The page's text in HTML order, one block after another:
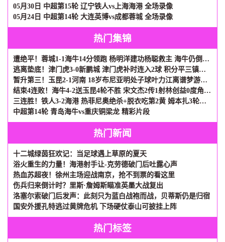
05月30日 中超第15轮 辽宁铁人vs上海海港 全场录像
05月24日 中超第14轮 大连英博vs成都蓉城 全场录像
热门集锦
遭绝平！蓉城1-1海牛14分领跑 杨明洋建功杨聪救主 海牛仍倒数第3
逃离垫底！津门虎3-0新鹏城 津门虎补时连入2球 积分平三镇升第15
暂升第三！玉昆2-1河南 18岁布尼亚明处子球叶力江离谱梦游送礼
结束4连败！海牛4-2送玉昆4轮不胜 宋文杰2传1射林创益0度角破门
三连胜！铁人3-2海港 热菲尼奥绝杀+脱衣吃第2黄 姆本扎3轮轰6球
中超第14轮 青岛海牛vs重庆铜梁龙 精彩片段
热门新闻
十二城绿茵狂欢记：当足球遇上草原的夏天
浴火重生的力量！海港射手让-克劳德破门后吐露心声
热血苏超夜！徐州主场迎战南京，抢不到票的看这里
伤兵归来倒计时？里斯·詹姆斯瞄准英墨大战复出
洛塞尔索破门后发声：此刻只为蓝白战袍而战，贝蒂斯仍是归宿
国安外援孔特逃过黄牌危机 下场硬仗泰山可披挂上阵
热门标签